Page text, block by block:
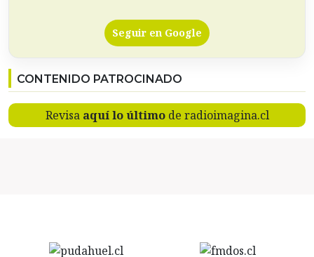
Seguir en Google
CONTENIDO PATROCINADO
Revisa aquí lo últimode radioimagina.cl